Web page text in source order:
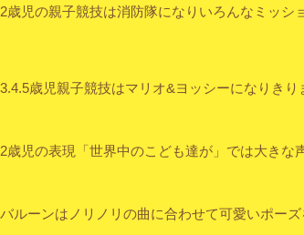
2歳児の親子競技は消防隊になりいろんなミッシ
3.4.5歳児親子競技はマリオ&ヨッシーになりきり
2歳児の表現「世界中のこども達が」では大きな
バルーンはノリノリの曲に合わせて可愛いポー